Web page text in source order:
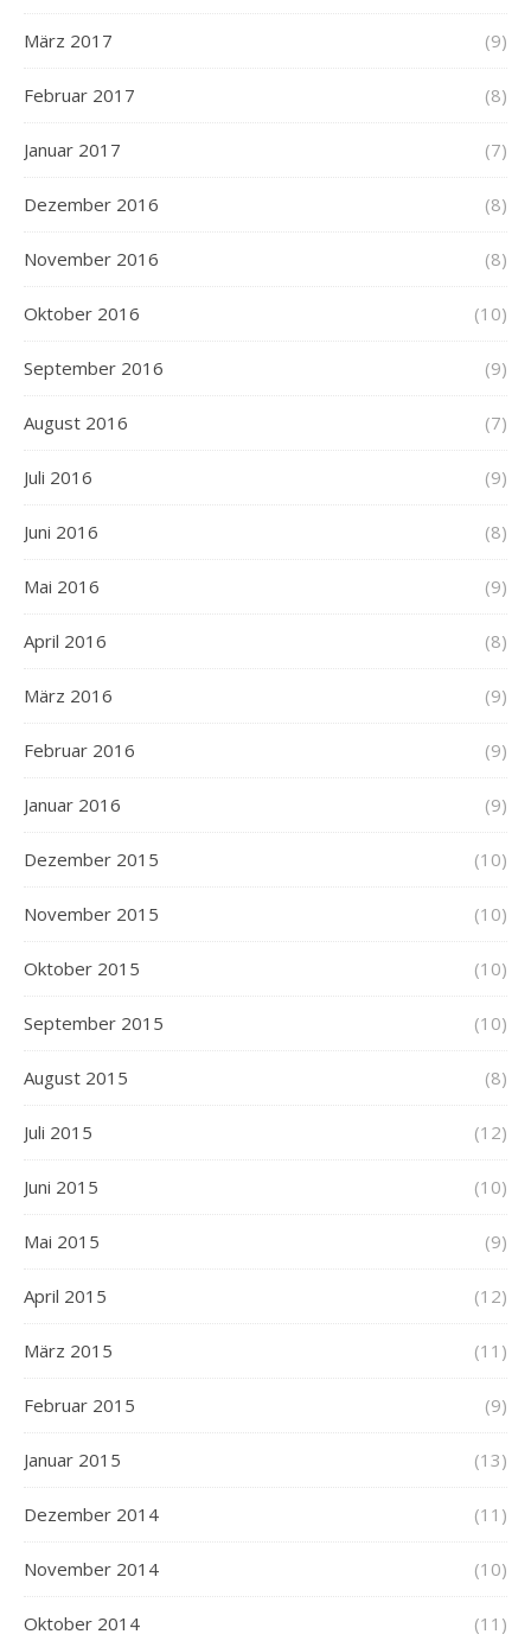
März 2017 (9)
Februar 2017 (8)
Januar 2017 (7)
Dezember 2016 (8)
November 2016 (8)
Oktober 2016 (10)
September 2016 (9)
August 2016 (7)
Juli 2016 (9)
Juni 2016 (8)
Mai 2016 (9)
April 2016 (8)
März 2016 (9)
Februar 2016 (9)
Januar 2016 (9)
Dezember 2015 (10)
November 2015 (10)
Oktober 2015 (10)
September 2015 (10)
August 2015 (8)
Juli 2015 (12)
Juni 2015 (10)
Mai 2015 (9)
April 2015 (12)
März 2015 (11)
Februar 2015 (9)
Januar 2015 (13)
Dezember 2014 (11)
November 2014 (10)
Oktober 2014 (11)